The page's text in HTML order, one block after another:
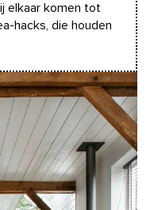
elkaar komen tot
hacks, die houden